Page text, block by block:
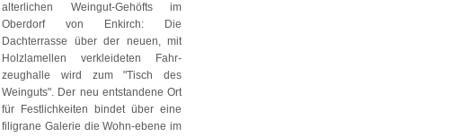
alterlichen Weingut-Gehöfts im
Oberdorf von Enkirch: Die
Dachterrasse über der neuen, mit
Holzlamellen verkleideten Fahr-
zeughalle wird zum "Tisch des
Weinguts". Der neu entstandene Ort
für Festlichkeiten bindet über eine
filigrane Galerie die Wohn-ebene im